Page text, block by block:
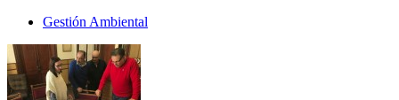
Gestión Ambiental